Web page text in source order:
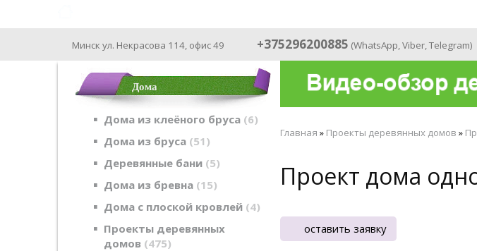
Минск ул. Некрасова 114, офис 49 +375296200885 (WhatsApp,Viber,Telegram
Дома
Дома из клеёного бруса 6
Дома из бруса 51
Деревянные бани 5
Дома из бревна 15
Дома с плоской кровлей 4
Проекты деревянных
домов 475
Главная » Проекты деревянных домов »
Проект дома
оставить заявку